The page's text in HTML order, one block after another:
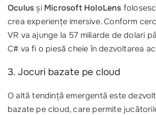
Oculusși Microsoft HoloLens
crea experiențe imersive. Conform
VR va ajunge la 57 miliarde de dolari
C# va fi o piesă cheie în dezvoltarea
3. Jocuri bazate pe cloud
O altă tendință emergentă este
bazate pe cloud, care permite